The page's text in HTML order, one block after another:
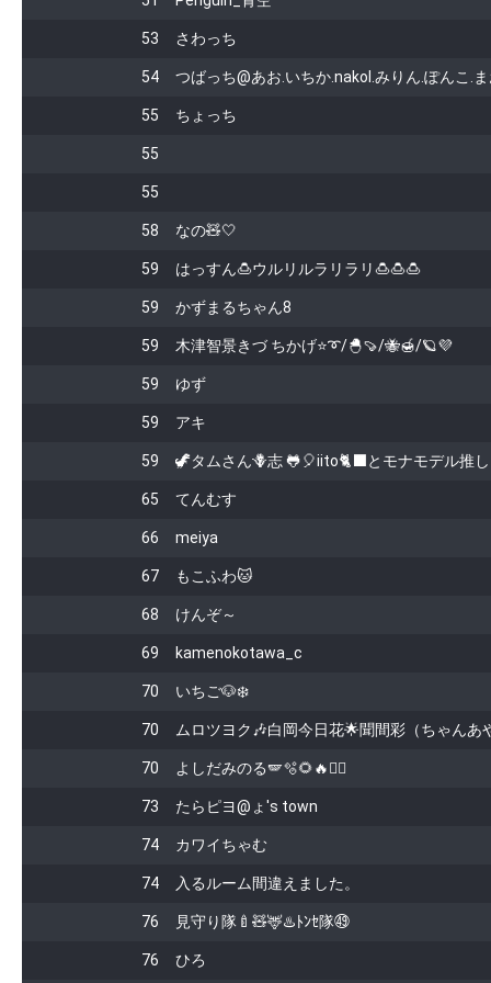
53 さわっち
54 つばっち@あお.いちか.nakol.みりん.ぽんこ.
55 ちょっち
55
55
58 なの🧸🤍
59 はっすん🍮ウルリルラリラリ🍮🍮🍮
59 かずまるちゃん8
59 木津智景きづ ちかげ⭐️➰/🐣🍠/🐝🍯/🪐💜
59 ゆず
59 アキ
59 🦖タムさん🪻志 🐸🎈iito🐈‍⬛とモナモデル推し
65 てんむす
66 meiya
67 もこふわ🐱
68 けんぞ～
69 kamenokotawa_c
70 いちご🐶❄️
70 ムロツヨク🎶白岡今日花🌟聞間彩（ちゃんあ
70 よしだみのる🪽🫧🌻🔥❤️‍🔥
73 たらピヨ@ょ's town‎
74 カワイちゃむ
74 入るルーム間違えました。
76 見守り隊🍼🧸🦌♨️ﾄﾝｾ隊㊾
76 ひろ